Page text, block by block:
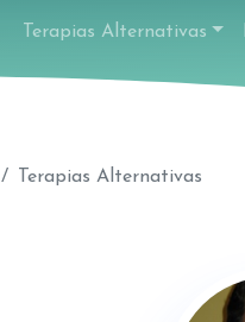
Terapias Alternativas
Terapias Alternativas